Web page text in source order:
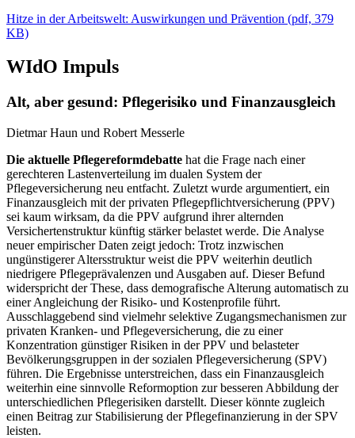
Hitze in der Arbeitswelt: Auswirkungen und Prävention (pdf, 379
KB)
WIdO Impuls
Alt, aber gesund: Pflegerisiko und Finanzausgleich
Dietmar Haun und Robert Messerle
Die aktuelle Pflegereformdebatte hat die Frage nach einer
gerechteren Lastenverteilung im dualen System der
Pflegeversicherung neu entfacht. Zuletzt wurde argumentiert, ein
Finanzausgleich mit der privaten Pflegepflichtversicherung (PPV)
sei kaum wirksam, da die PPV aufgrund ihrer alternden
Versichertenstruktur künftig stärker belastet werde. Die Analyse
neuer empirischer Daten zeigt jedoch: Trotz inzwischen
ungünstigerer Altersstruktur weist die PPV weiterhin deutlich
niedrigere Pflegeprävalenzen und Ausgaben auf. Dieser Befund
widerspricht der These, dass demografische Alterung automatisch zu
einer Angleichung der Risiko- und Kostenprofile führt.
Ausschlaggebend sind vielmehr selektive Zugangsmechanismen zur
privaten Kranken- und Pflegeversicherung, die zu einer
Konzentration günstiger Risiken in der PPV und belasteter
Bevölkerungsgruppen in der sozialen Pflegeversicherung (SPV)
führen. Die Ergebnisse unterstreichen, dass ein Finanzausgleich
weiterhin eine sinnvolle Reformoption zur besseren Abbildung der
unterschiedlichen Pflegerisiken darstellt. Dieser könnte zugleich
einen Beitrag zur Stabilisierung der Pflegefinanzierung in der SPV
leisten.